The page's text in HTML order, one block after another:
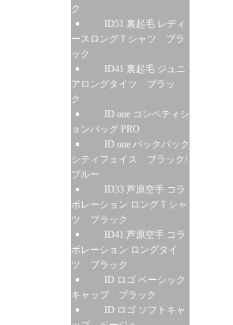
ク
ID51 裏起毛 レディ
ースロングＴシャツ ブラ
ック
ID41 裏起毛 ジュニ
アロングタイツ ブラッ
ク
ID one コンペティシ
ョンバッグ PRO
ID one バックパック
シティフェイス ブラック/
ブルー
ID33 芦原空手 コラ
ボレーション ロングＴシャ
ツ ブラック
ID41 芦原空手 コラ
ボレーション ロングタイ
ツ ブラック
ID ロゴ ベーシック
キャップ ブラック
ID ロゴ ソフトキャ